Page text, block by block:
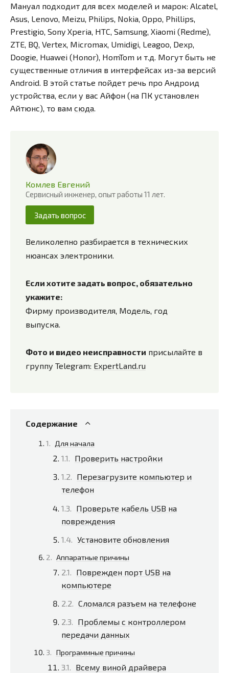
Мануал подходит для всех моделей и марок: Alcatel,
Asus, Lenovo, Meizu, Philips, Nokia, Oppo, Phillips,
Prestigio, Sony Xperia, HTC, Samsung, Xiaomi (Redme),
ZTE, BQ, Vertex, Micromax, Umidigi, Leagoo, Dexp,
Doogie, Huawei (Honor), HomTom и т.д. Могут быть не
существенные отличия в интерфейсах из-за версий
Android. В этой статье пойдет речь про Андроид
устройства, если у вас Айфон (на ПК установлен
Айтюнс), то вам сюда
Комлев Евгений
Сервисный инженер, опыт работы 11 лет.
Задать вопрос
Великолепно разбирается в технических
нюансах электроники.
Если хотите задать вопрос, обязательно
укажите:
Фирму производителя, Модель, год
выпуска.
Фото и видео неисправности присылайте в
группу Telegram: ExpertLand.ru
Содержание
Для начала
Проверить настройки
Перезагрузите компьютер и
телефон
Проверьте кабель USB на
повреждения
Установите обновления
Аппаратные причины
Поврежден порт USB на
компьютере
Сломался разъем на телефоне
Проблемы с контроллером
передачи данных
Программные причины
Всему виной драйвера